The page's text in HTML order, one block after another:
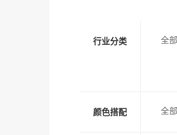
行业分类 全部
颜色搭配 全部